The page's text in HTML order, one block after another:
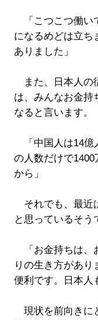
「こつこつ働い
になるめどは立ち
ありました」
また、日本人の
は、みんなお金持
なると言います。
「中国人は14億
の人数だけで
から」
それでも、最近
と思っているそう
「お金持ちは、
りの生き方があり
便利です。日本人
現状を前向きに